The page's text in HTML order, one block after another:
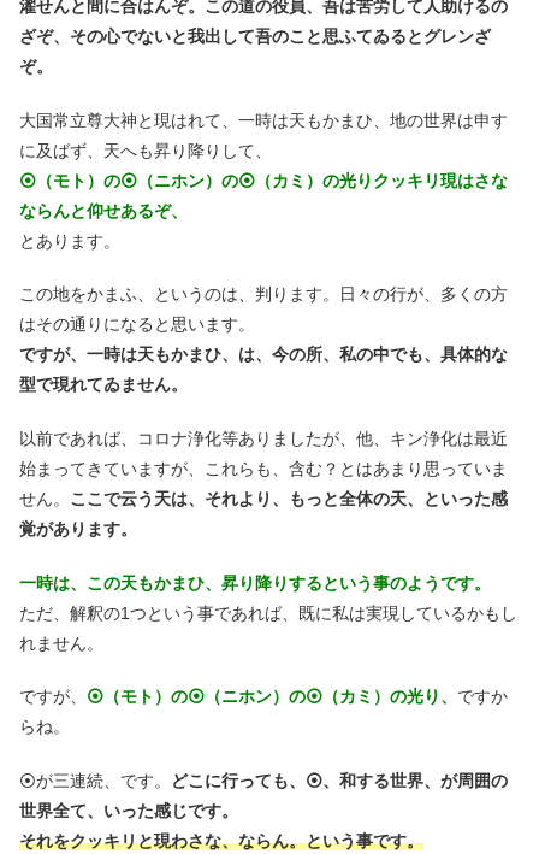
濯せんと間に合はんぞ。この道の役員、吾は苦労して人助けるの
ざぞ、その心でないと我出して吾のこと思ふてゐるとグレンざ
ぞ。
大国常立尊大神と現はれて、一時は天もかまひ、地の世界は申す
に及ばず、天へも昇り降りして、
⦿（モト）の⦿（ニホン）の⦿（カミ）の光りクッキリ現はさな
ならんと仰せあるぞ、
とあります。
この地をかまふ、というのは、判ります。日々の行が、多くの方
はその通りになると思います。
ですが、一時は天もかまひ、は、今の所、私の中でも、具体的な
型で現れてゐません。
以前であれば、コロナ浄化等ありましたが、他、キン浄化は最近
始まってきていますが、これらも、含む？とはあまり思っていま
せん。 ここで云う天は、それより、もっと全体の天、といった感
覚があります。
一時は、この天もかまひ、昇り降りするという事のようです。
ただ、解釈の1つという事であれば、既に私は実現しているかもし
れません。
ですが、 ⦿（モト）の⦿（ニホン）の⦿（カミ）の光り、 ですか
らね。
⦿が三連続、です。
どこに行っても、⦿、和する世界、が周囲の
世界全て、いった感じです。
それをクッキリと現わさな、ならん。という事です。